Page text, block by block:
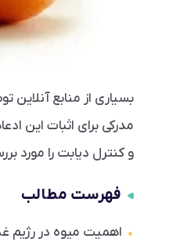
بسیاری از منابع
مدرکی برای اثبات این
و کنترل دیابت را مورد
فهرست مطالب
اهمیت میوه در رژیم